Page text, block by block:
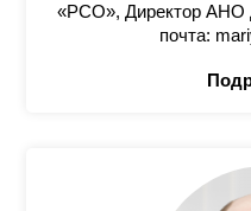
«РСО», Директор
почта: